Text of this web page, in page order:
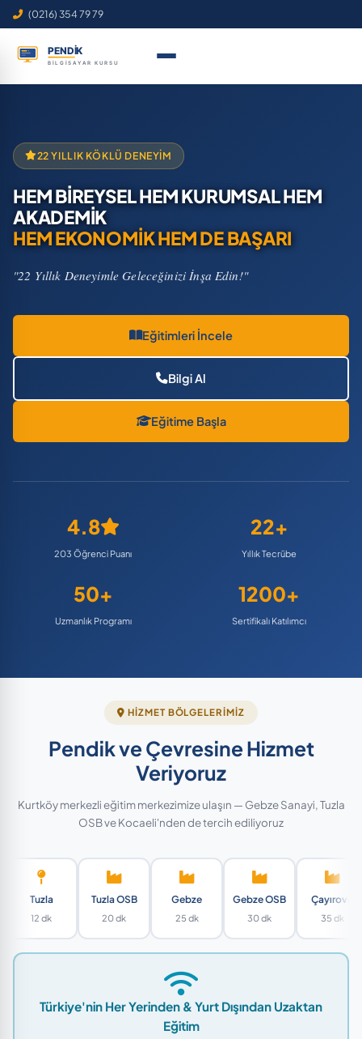
(0216) 354 79 79
22 YILLIK KÖKLÜ DENEYIM
HEM BİREYSEL HEM KURUMSAL HEM
AKADEMİK
HEM EKONOMİK HEM DE BAŞARI
"22 Yıllık Deneyimle Geleceğinizi İnşa Edin!"
Eğitimleri İncele
Bilgi Al
Eğitime Başla
22+
Yıllık Tecrübe
50+
Uzmanlık Programı
1200+
Sertifikalı Katılımcı
4.8
203 Öğrenci Puanı
HIZMET BÖLGELERIMIZ
Pendik ve Çevresine Hizmet
Veriyoruz
Kurtköy merkezli eğitim merkezimize ulaşın — Gebze Sanayi, Tuzla
OSB ve Kocaeli'nden de tercih ediliyoruz
Tuzla OSB
20 dk
Gebze
25 dk
Gebze OSB
30 dk
Çayırova
35 dk
Ataşehir
35 dk
Türkiye'nin Her Yerinden & Yurt Dışından Uzaktan
Eğitim